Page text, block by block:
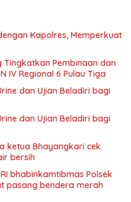
Kapolres, Memperkuat
Tingkatkan Pembinaan dan
IV Regional 6 Pulau Tiga
dan Ujian Beladiri bagi
dan Ujian Beladiri bagi
ketua Bhayangkari cek
bersih
bhabinkamtibmas Polsek
pasang bendera merah